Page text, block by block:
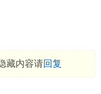
藏内容请回复